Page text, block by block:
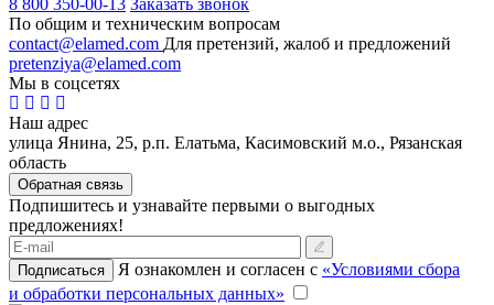
8 800 350-00-13 Заказать звонок
По общим и техническим вопросам
contact@elamed.com Для претензий, жалоб и предложений
pretenziya@elamed.com
Мы в соцсетях
Наш адрес
улица Янина, 25, р.п. Елатьма, Касимовский м.о., Рязанская
область
Обратная связь
Подпишитесь и узнавайте первыми о выгодных
предложениях!
Подписаться Я ознакомлен и согласен с «Условиями сбора
и обработки персональных данных»